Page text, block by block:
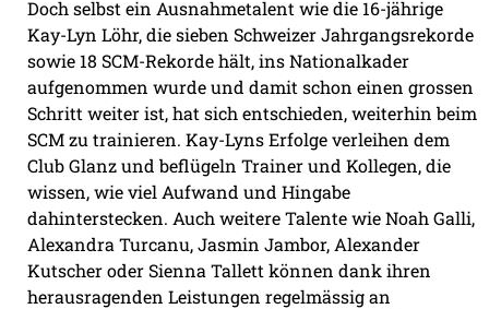
Doch selbst ein Ausnahmetalent wie die 16-jährige
Kay-Lyn Löhr, die sieben Schweizer Jahrgangsrekorde
sowie 18 SCM-Rekorde hält, ins Nationalkader
aufgenommen wurde und damit schon einen grossen
Schritt weiter ist, hat sich entschieden, weiterhin beim
SCM zu trainieren. Kay-Lyns Erfolge verleihen dem
Club Glanz und beflügeln Trainer und Kollegen, die
wissen, wie viel Aufwand und Hingabe
dahinterstecken. Auch weitere Talente wie Noah Galli,
Alexandra Turcanu, Jasmin Jambor, Alexander
Kutscher oder Sienna Tallett können dank ihren
herausragenden Leistungen regelmässig an